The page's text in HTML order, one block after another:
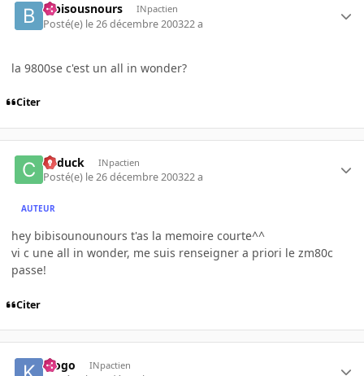
bibisousnours INpactien
Posté(e) le 26 décembre 200322 a
la 9800se c'est un all in wonder?
Citer
Cyduck INpactien
Posté(e) le 26 décembre 200322 a
AUTEUR
hey bibisounounours t'as la memoire courte^^
vi c une all in wonder, me suis renseigner a priori le zm80c
passe!
Citer
klogo INpactien